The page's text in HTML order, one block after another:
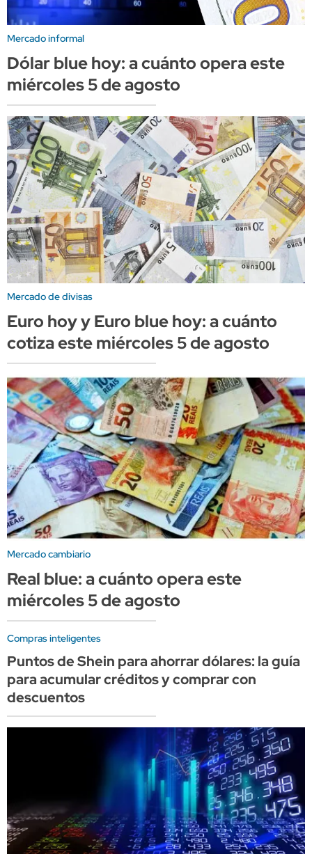
Mercado informal
Dólar blue hoy: a cuánto opera este
miércoles 5 de agosto
Mercado de divisas
Euro hoy y Euro blue hoy: a cuánto
cotiza este miércoles 5 de agosto
Mercado cambiario
Real blue: a cuánto opera este
miércoles 5 de agosto
Compras inteligentes
Puntos de Shein para ahorrar dólares: la guía
para acumular créditos y comprar con
descuentos